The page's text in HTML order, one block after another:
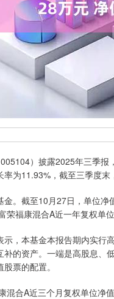
）披露2025年三季报
为11.93%，截至三季度末
截至10月27日，单位净
荣福康混合A近一年复权单
本基金本报告期内实行
的资产。一端是高股息、
票的配置。
合A近三个月复权单位净
14311.01